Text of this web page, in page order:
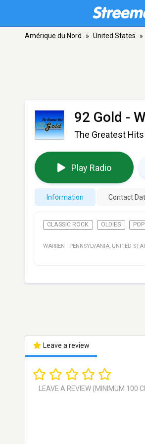
Amérique du Nord » United States »
92 Gold -
The Greatest
Play Radio
Information Contact
CLASSIC ROCK OLDIES POP
WARREN · PENNSYLVANIA, UNITED
Leave a review